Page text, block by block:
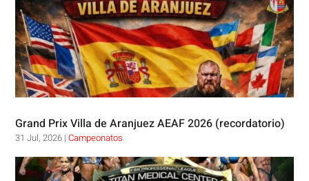
Grand Prix Villa de Aranjuez AEAF 2026 (recordatorio)
31 Jul, 2026 |Campeonatos